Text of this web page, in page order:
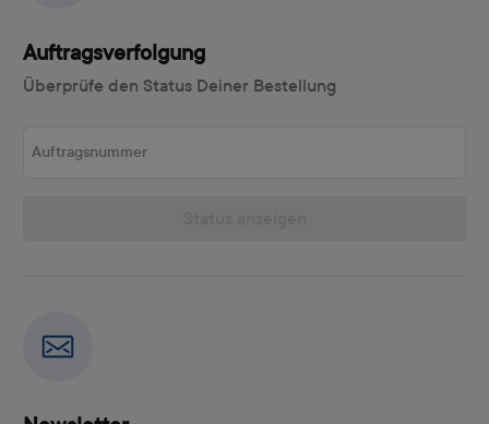
Auftragsverfolgung
Überprüfe den Status Deiner Bestellung